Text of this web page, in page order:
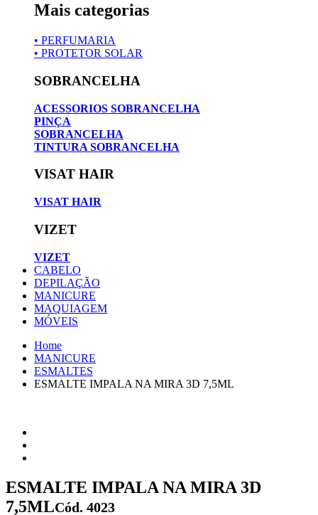
Mais categorias
• PERFUMARIA
• PROTETOR SOLAR
SOBRANCELHA
ACESSORIOS SOBRANCELHA
PINÇA
SOBRANCELHA
TINTURA SOBRANCELHA
VISAT HAIR
VISAT HAIR
VIZET
VIZET
CABELO
DEPILAÇÃO
MANICURE
MAQUIAGEM
MÓVEIS
Home
MANICURE
ESMALTES
ESMALTE IMPALA NA MIRA 3D 7,5ML
ESMALTE IMPALA NA MIRA 3D
7,5MLCód. 4023